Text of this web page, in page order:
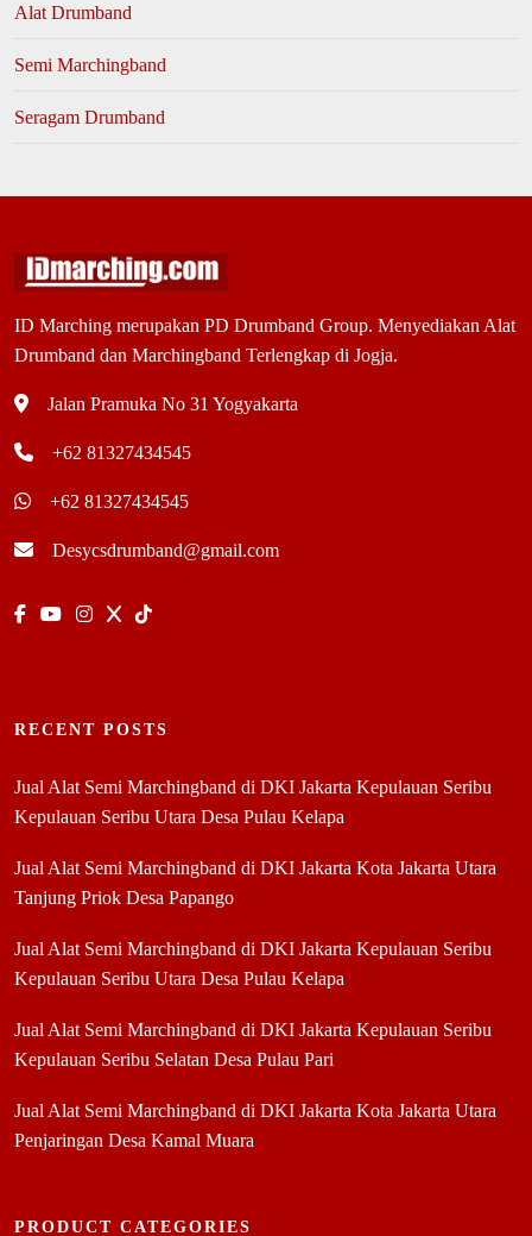
Alat Drumband
Semi Marchingband
Seragam Drumband
ID Marching merupakan PD Drumband Group. Menyediakan Alat
Drumband dan Marchingband Terlengkap di Jogja.
Jalan Pramuka No 31 Yogyakarta
+62 81327434545
+62 81327434545
Desycsdrumband@gmail.com
RECENT POSTS
Jual Alat Semi Marchingband di DKI Jakarta Kepulauan Seribu
Kepulauan Seribu Utara Desa Pulau Kelapa
Jual Alat Semi Marchingband di DKI Jakarta Kota Jakarta Utara
Tanjung Priok Desa Papango
Jual Alat Semi Marchingband di DKI Jakarta Kepulauan Seribu
Kepulauan Seribu Utara Desa Pulau Kelapa
Jual Alat Semi Marchingband di DKI Jakarta Kepulauan Seribu
Kepulauan Seribu Selatan Desa Pulau Pari
Jual Alat Semi Marchingband di DKI Jakarta Kota Jakarta Utara
Penjaringan Desa Kamal Muara
PRODUCT CATEGORIES